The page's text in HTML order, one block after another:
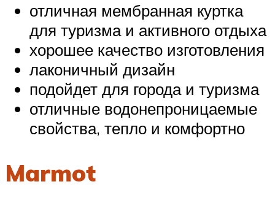
отличная мембранная куртка
для туризма и активного отдыха
хорошее качество изготовления
лаконичный дизайн
подойдет для города и туризма
отличные водонепроницаемые
свойства, тепло и комфортно
Marmot